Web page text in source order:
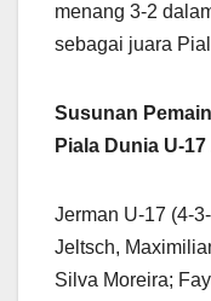
menang 3-2
sebagai juara
Susunan
Piala Dunia U-17
Jerman U-17 (4-
Jeltsch,
Silva Moreira;